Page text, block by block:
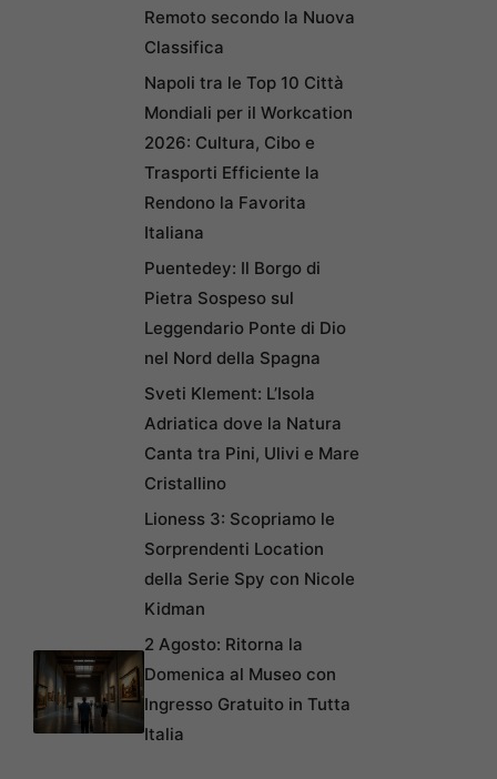
Remoto secondo la Nuova
Classifica
Napoli tra le Top 10 Città
Mondiali per il Workcation
2026: Cultura, Cibo e
Trasporti Efficiente la
Rendono la Favorita
Italiana
Puentedey: Il Borgo di
Pietra Sospeso sul
Leggendario Ponte di Dio
nel Nord della Spagna
Sveti Klement: L’Isola
Adriatica dove la Natura
Canta tra Pini, Ulivi e Mare
Cristallino
Lioness 3: Scopriamo le
Sorprendenti Location
della Serie Spy con Nicole
Kidman
2 Agosto: Ritorna la
Domenica al Museo con
Ingresso Gratuito in Tutta
Italia